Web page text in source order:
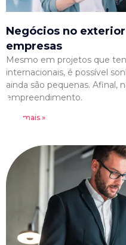
Negócios no
empresas
Mesmo em projetos que
internacionais, é possível
ainda são pequenas. Afinal,
empreendimento.
Leia mais »